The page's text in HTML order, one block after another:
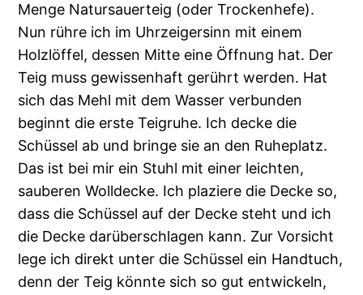
Menge Natursauerteig (oder Trockenhefe).
Nun rühre ich im Uhrzeigersinn mit einem
Holzlöffel, dessen Mitte eine Öffnung hat. Der
Teig muss gewissenhaft gerührt werden. Hat
sich das Mehl mit dem Wasser verbunden
beginnt die erste Teigruhe. Ich decke die
Schüssel ab und bringe sie an den Ruheplatz.
Das ist bei mir ein Stuhl mit einer leichten,
sauberen Wolldecke. Ich plaziere die Decke so,
dass die Schüssel auf der Decke steht und ich
die Decke darüberschlagen kann. Zur Vorsicht
lege ich direkt unter die Schüssel ein Handtuch,
denn der Teig könnte sich so gut entwickeln,